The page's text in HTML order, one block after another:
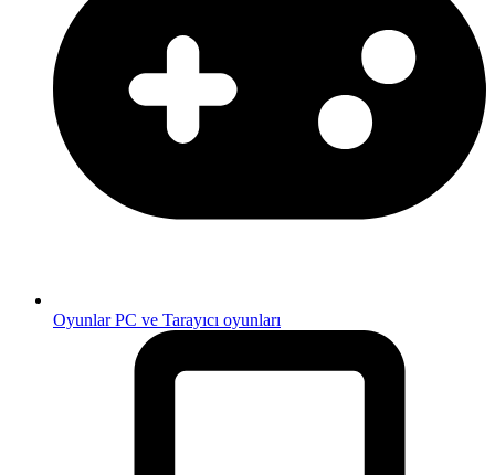
OyunlarPC ve Tarayıcı oyunları